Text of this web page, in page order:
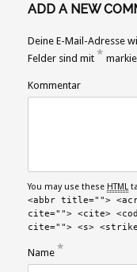
ADD A NEW
Deine E-Mail-Adresse
Felder sind mit *
Kommentar
You may use these HTML
<abbr title="">
cite=""> <cite>
cite=""> <s>
Name *